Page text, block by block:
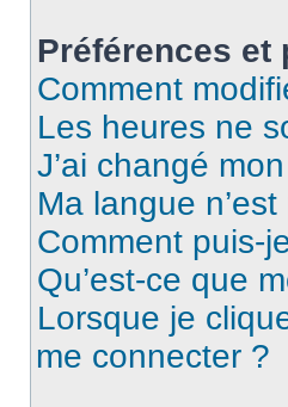
Préférences et
Comment
Les heures ne
J’ai changé
Ma langue
Comment puis-
Qu’est-ce que
Lorsque je
me connecter ?